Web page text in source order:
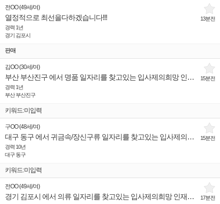
13분전
전OO(49세 /여)
열정적으로 최선을다하겠습니다!!!
경력 1년
경기 김포시
판매
15분전
김OO(30세 /여)
부산 부산진구 에서 명품 일자리를 찾고있는 입사제의희망 인재입니다.
경력 1년
부산 부산진구
키워드:미입력
15분전
구OO(48세 /여)
대구 동구 에서 귀금속/장신구류 일자리를 찾고있는 입사제의희망 인재입니다.
경력 10년
대구 동구
키워드:미입력
17분전
전OO(49세 /여)
경기 김포시 에서 의류 일자리를 찾고있는 입사제의희망 인재입니다.